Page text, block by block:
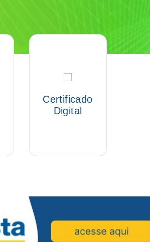
Certificado
Digital